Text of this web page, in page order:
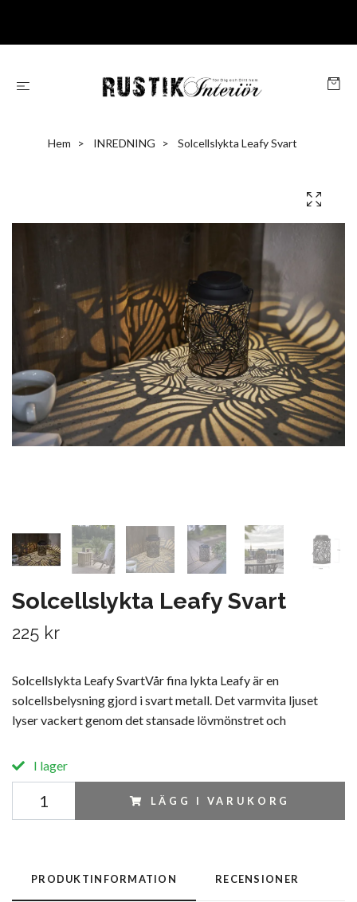
Hem INREDNING Solcellslykta Leafy Svart
Solcellslykta Leafy Svart
225 kr
Solcellslykta Leafy SvartVår fina lykta Leafy är en
solcellsbelysning gjord i svart metall. Det varmvita ljuset
lyser vackert genom det stansade lövmönstret och
I lager
LÄGG I VARUKORG
PRODUKTINFORMATION RECENSIONER